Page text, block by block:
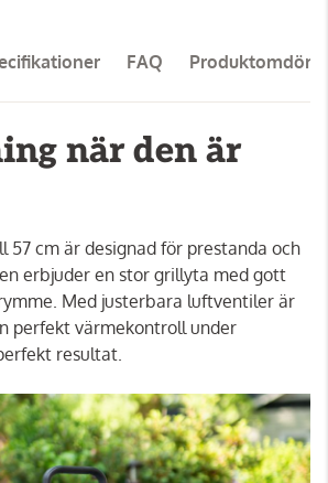
FAQ
när den är
57 cm är designad för prestanda och
erbjuder en stor grillyta med gott
Med justerbara luftventiler är
perfekt värmekontroll under
resultat.